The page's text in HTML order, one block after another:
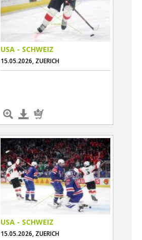
USA - SCHWEIZ
15.05.2026, ZUERICH
USA - SCHWEIZ
15.05.2026, ZUERICH